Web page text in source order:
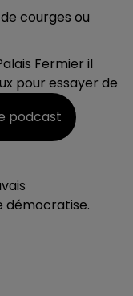
courges ou
Fermier il
pour essayer de
podcast
démocratise.